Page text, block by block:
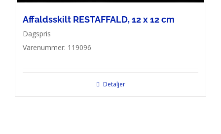
Affaldsskilt RESTAFFALD, 12 x 12 cm
Dagspris
Varenummer: 119096
Detaljer